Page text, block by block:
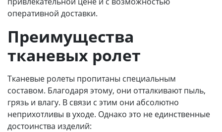
оперативной доставки.
Преимущества
тканевых ролет
Тканевые ролеты пропитаны специальным
составом. Благодаря этому, они отталкивают пыль,
грязь и влагу. В связи с этим они абсолютно
неприхотливы в уходе. Однако это не единственные
достоинства изделий: